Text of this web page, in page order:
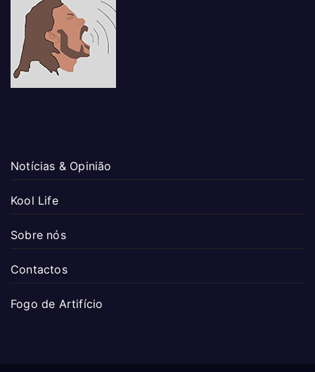
Notícias & Opinião
Kool Life
Sobre nós
Contactos
Fogo de Artifício